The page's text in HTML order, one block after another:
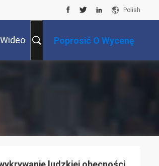
Polish
Wideo Poprosić O Wycenę